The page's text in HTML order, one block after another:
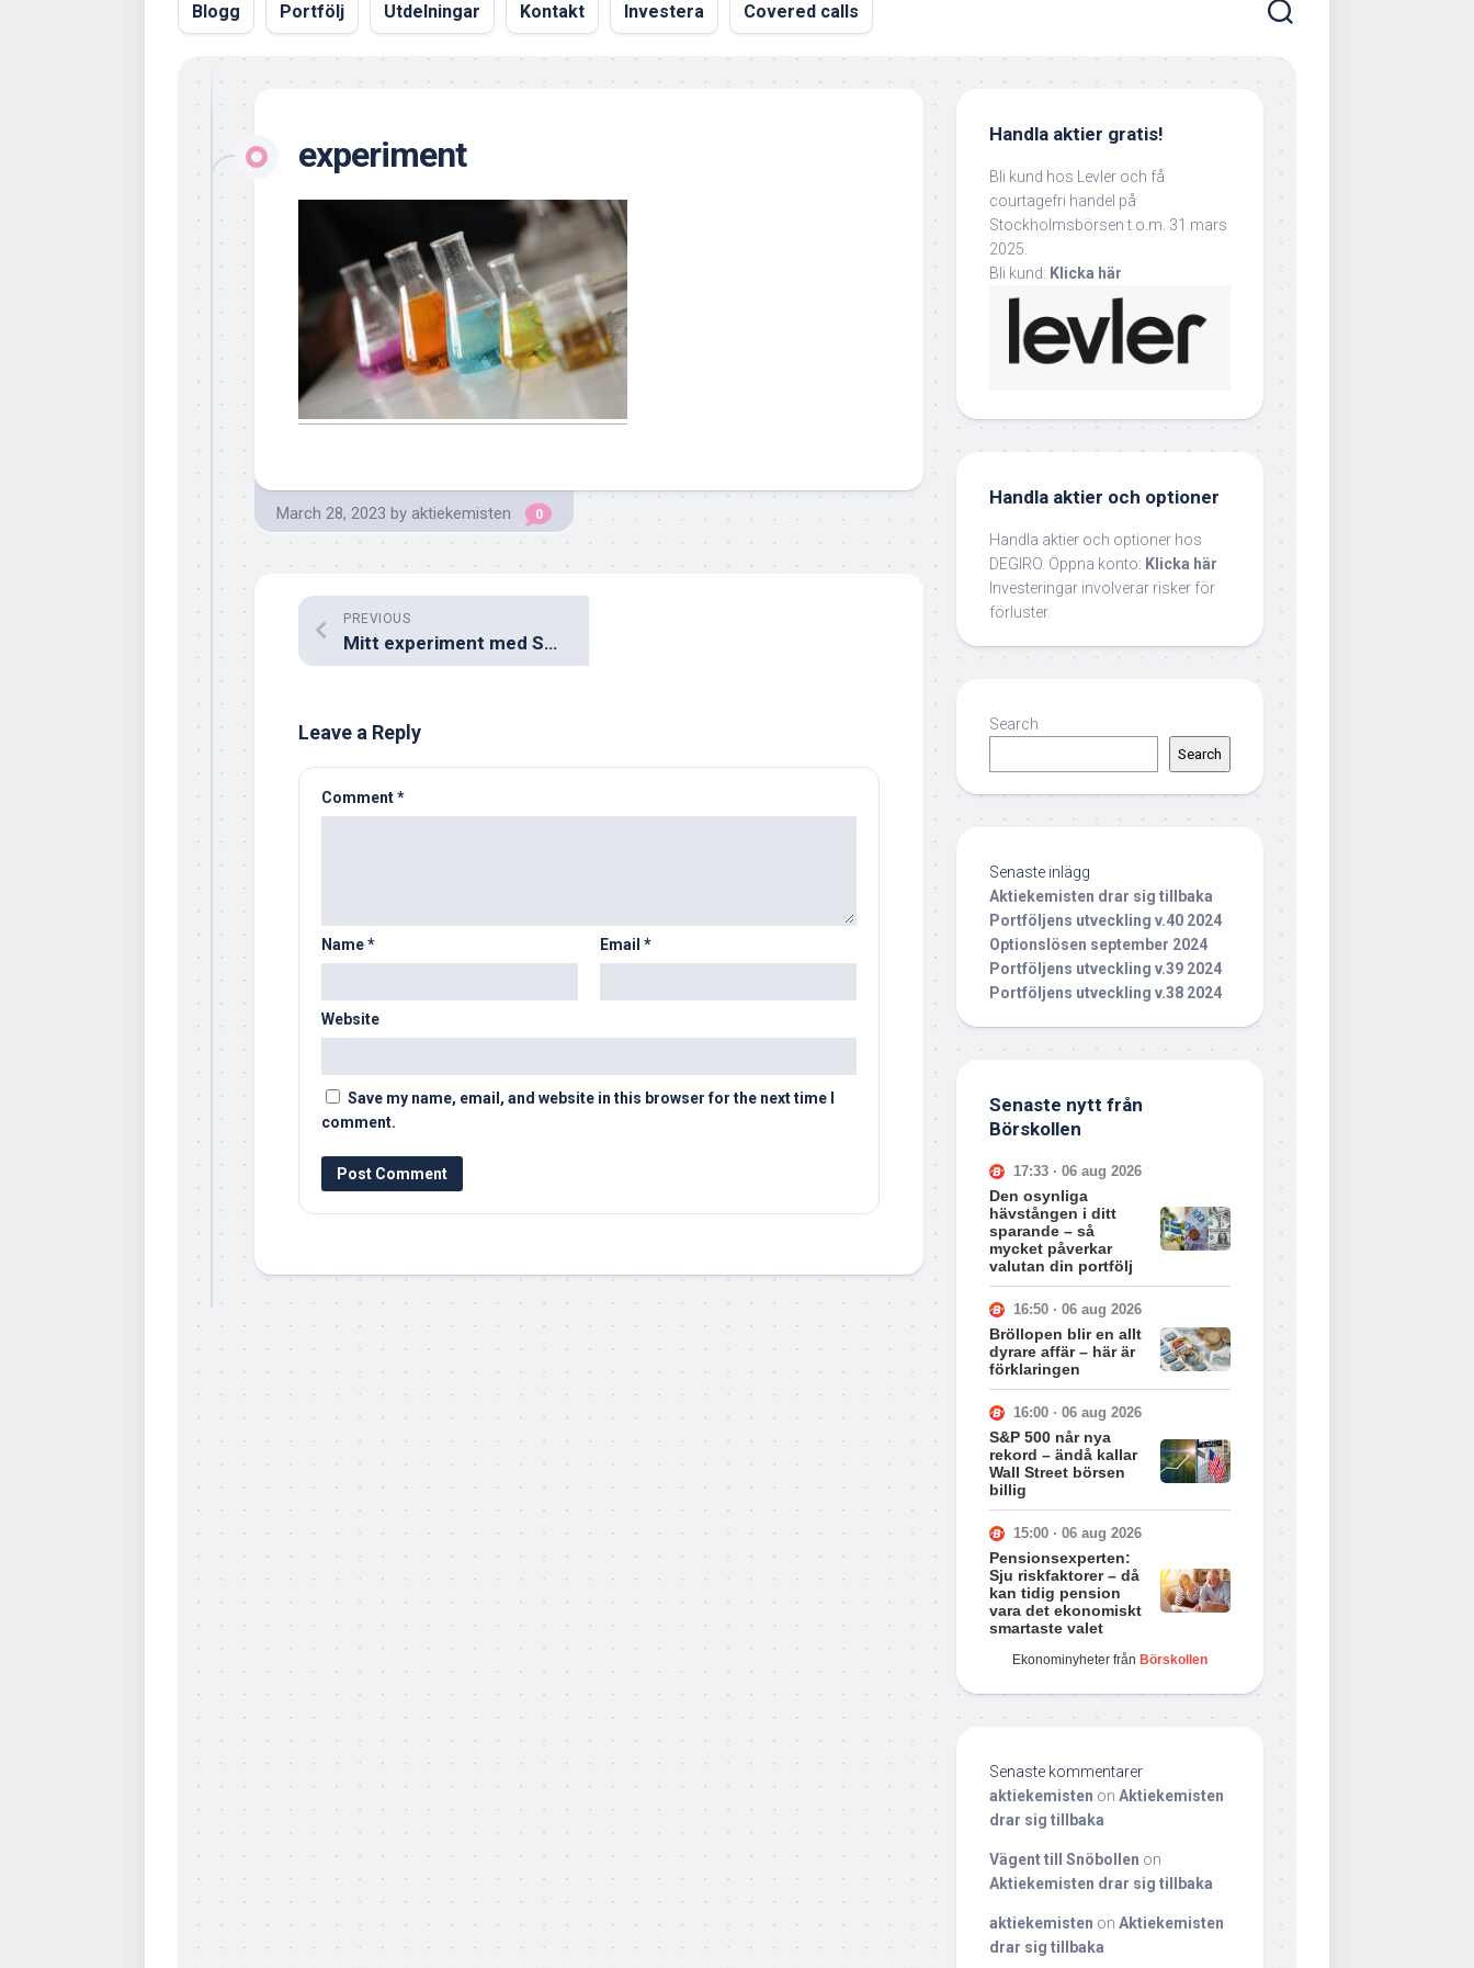
Blogg Portfölj Utdelningar Kontakt Investera Covered calls
experiment
March 28, 2023 by aktiekemisten 0
PREVIOUS
Mitt experiment med SAVR.
Leave a Reply
Comment*
Name* Email *
Website
Save my name, email, and website in this browser for the next time I
comment.
Handla aktier gratis!
Bli kund hos Levler och få
courtagefri handel på
Stockholmsbörsen t.o.m. 31 mars
2025.
Bli kund: Klicka här
Handla aktier och optioner
Handla aktier och optioner hos
DEGIRO. Öppna konto: Klicka här
Investeringar involverar risker för
förluster.
Search
Search
Senaste inlägg
Aktiekemisten drar sig tillbaka
Portföljens utveckling v.40 2024
Optionslösen september 2024
Portföljens utveckling v.39 2024
Portföljens utveckling v.38 2024
Senaste nytt från
Börskollen
17:33 · 06 aug 2026
Den osynliga
hävstången i ditt
sparande – så
mycket påverkar
valutan din portfölj
16:50 · 06 aug 2026
Bröllopen blir en allt
dyrare affär – här är
förklaringen
16:00 · 06 aug 2026
S&P 500 når nya
rekord – ändå kallar
Wall Street börsen
billig
15:00 · 06 aug 2026
Pensionsexperten:
Sju riskfaktorer – då
kan tidig pension
vara det ekonomiskt
smartaste valet
Ekonominyheter från Börskollen
Senaste kommentarer
aktiekemisten on Aktiekemisten
drar sig tillbaka
Vägent till Snöbollen on
Aktiekemisten drar sig tillbaka
aktiekemisten on Aktiekemisten
drar sig tillbaka